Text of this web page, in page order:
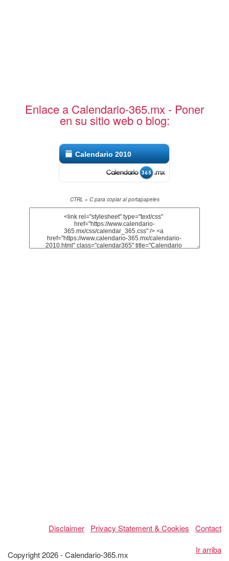
Enlace a Calendario-365.mx - Poner
en su sitio web o blog:
Calendario 2010
CTRL + C para copiar al portapapeles
Disclaimer Privacy Statement & Cookies
Contact
Ir arriba
Copyright 2026 - Calendario-365.mx